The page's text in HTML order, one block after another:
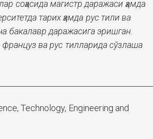
соҳасида магистр даражаси ҳамда
тарих ҳамда рус тили ва
бакалавр даражасига эришган.
француз ва рус тилларида сўзлаша
Technology, Engineering and